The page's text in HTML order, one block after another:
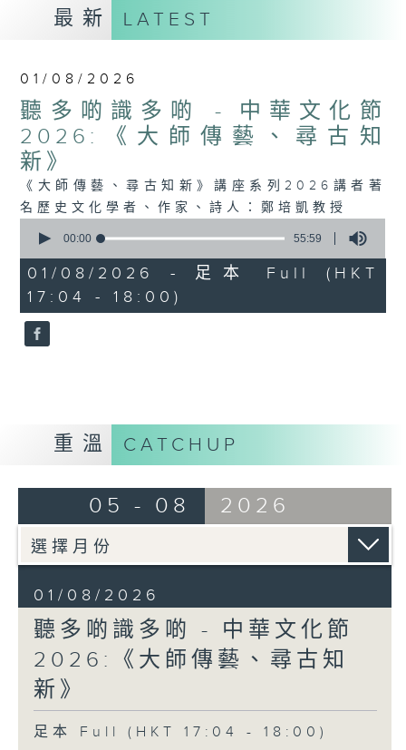
最新 LATEST
01/08/2026
聽多啲識多啲 - 中華文化節
2026:《大師傳藝、尋古知
新》
《大師傳藝、尋古知新》講座系列2026講者著
名歷史文化學者、作家、詩人：鄭培凱教授
seconds
55
minutes,
59
seconds
00:00 55:59
01/08/2026 - 足本 Full (HKT
17:04 - 18:00)
重溫 CATCHUP
05 - 08 2026
01/08/2026
聽多啲識多啲 - 中華文化節
2026:《大師傳藝、尋古知
新》
足本 Full (HKT 17:04 - 18:00)